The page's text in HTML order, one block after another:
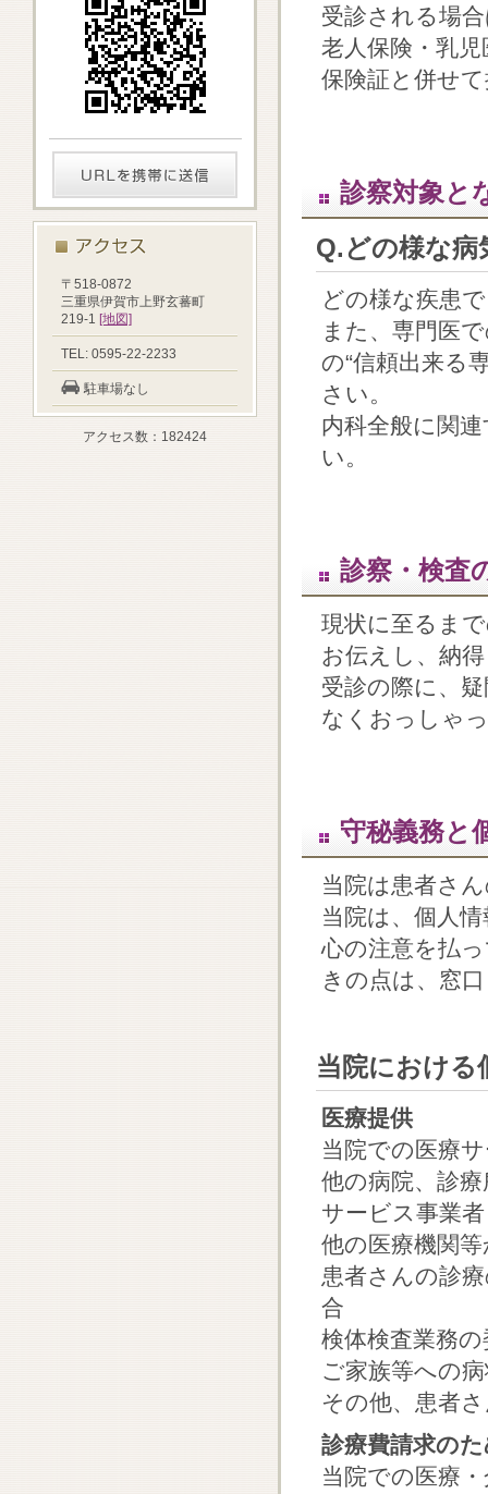
受診される場
老人保険・乳
保険証と併せ
診察対象と
Q.どの様な病
どの様な疾患
また、専門医
の“信頼出来る
さい。
内科全般に関
い。
診察・検査
現状に至るま
お伝えし、納
受診の際に、
なくおっしゃ
守秘義務と
当院は患者さ
当院は、個人
心の注意を払
きの点は、窓
当院における
医療提供
当院での医療
他の病院、診
サービス事業
他の医療機関
患者さんの診
合
検体検査業務
ご家族等への
その他、患者
診療費請求の
当院での医療
〒518-0872
三重県伊賀市上野玄蕃町
219-1 [地図]
TEL: 0595-22-2233
駐車場なし
アクセス数：182424